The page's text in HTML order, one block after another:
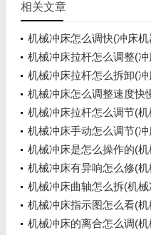
相关文章
机械冲床怎么调快(冲床
机械冲床拉杆怎么调整(冲
机械冲床拉杆怎么拆卸(
机械冲床怎么调整速度快
方法)
机械冲床拉杆怎么调节(
机械冲床手动怎么调节(
机械冲床是怎么操作的(
机械冲床有异响怎么修(
机械冲床曲轴怎么拆(机
机械冲床指示图怎么看(
机械冲床的离合怎么调(